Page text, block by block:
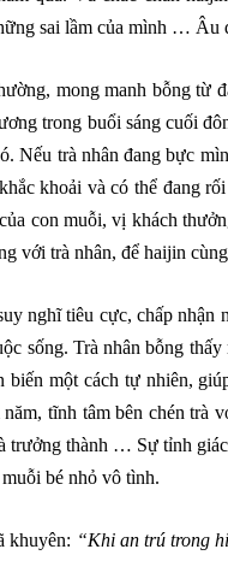
sai lầm của mình … Âu
mong manh bỗng từ
trong buổi sáng cuối
Nếu trà nhân đang bực
khoải và có thể đang
con muỗi, vị khách
với trà nhân, để haijin
nghĩ tiêu cực, chấp
sống. Trà nhân bỗng
biến một cách tự nhiên,
tĩnh tâm bên chén trà
trưởng thành … Sự tỉnh
bé nhỏ vô tình.
khuyên: “Khi an trú trong